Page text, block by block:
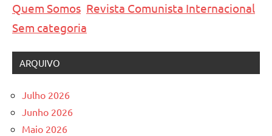
Quem Somos Revista Comunista Internacional
Sem categoria
ARQUIVO
Julho 2026
Junho 2026
Maio 2026